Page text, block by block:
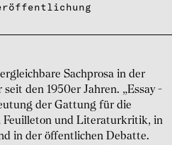
Sachprosa in der
den 1950er Jahren. „Essay -
der Gattung für die
und Literaturkritik, in
in der öffentlichen Debatte.